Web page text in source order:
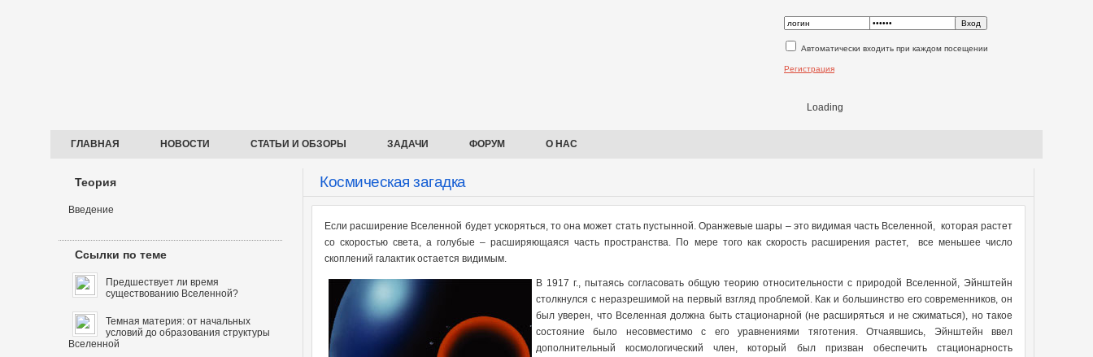
Автоматически входить при каждом посещении
Регистрация
Loading
ГЛАВНАЯ НОВОСТИ СТАТЬИ И ОБЗОРЫ ЗАДАЧИ ФОРУМ О НАС
Космическая загадка
Если расширение Вселенной будет ускоряться, то она может стать пустынной. Оранжевые шары – это видимая часть Вселенной, которая растет
со скоростью света, а голубые – расширяющаяся часть пространства. По мере того как скорость расширения растет, все меньшее число
скоплений галактик остается видимым.
В 1917 г., пытаясь согласовать общую теорию относительности с природой Вселенной, Эйнштейн
столкнулся с неразрешимой на первый взгляд проблемой. Как и большинство его современников, он
был уверен, что Вселенная должна быть стационарной (не расширяться и не сжиматься), но такое
состояние было несовместимо с его уравнениями тяготения. Отчаявшись, Эйнштейн ввел
дополнительный космологический член, который был призван обеспечить стационарность
Теория
Введение
Ссылки по теме
Предшествует ли время
существованию Вселенной?
Темная материя: от начальных
условий до образования структуры
Вселенной